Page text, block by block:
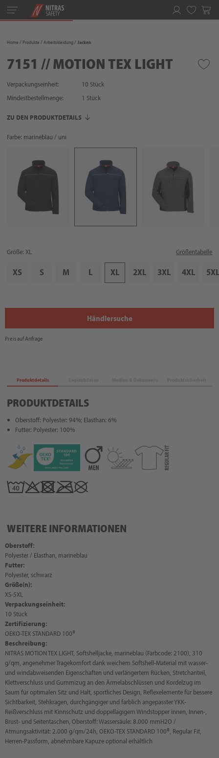
Toggle
navigation
Home Produkte Arbeitskleidung Jacken
7151 // MOTION TEX LIGHT
Verpackungseinheit:
10 Stück
Mindestbestellmenge:
1 Stück
ZU DEN PRODUKTDETAILS
Farbe: marineblau / uni
Größe: XL Größentabelle
XS S M L XL 2XL 3XL 4XL 5XL
Händlersuche
Preis auf Anfrage
Produktdetails
PRODUKTDETAILS
Oberstoff: Polyester: 94%; Elasthan: 6%
Futter: Polyester: 100%
WEITERE INFORMATIONEN
Oberstoff:
Polyester / Elasthan, marineblau
Futter:
Polyester, schwarz
Größe(n):
XS-5XL
Verpackungseinheit:
10 Stück
Zertifizierung:
OEKO-TEX STANDARD 100®
Beschreibung:
NITRAS MOTION TEX LIGHT, Softshelljacke, marineblau (Farbcode: 2100), 310
g/qm, angenehmer Tragekomfort dank weichem Softshell-Material mit wasser-
und windabweisenden Eigenschaften und verlängertem Rücken, Stretchanteil,
Klettverschluss und Gummizug an den Ärmelabschlüssen und Kordelzug im
Saum für optimalen Sitz und Halt, sportliches Design, Reflexelemente für bessere
Sichtbarkeit, Stehkragen, durchgängiger und farblich angepasster YKK-
Reißverschluss mit Kinnschutz und doppellagigem Windstopper innen, Innen-,
Brust- und Seitentaschen, Oberstoff: Wassersäule: 8.000 mmH2O /
Atmungsaktivität: 2.000 g/qm/24h, OEKO-TEX STANDARD 100®, Regular Fit,
Herren-Passform, abnehmbare Kapuze optional erhältlich